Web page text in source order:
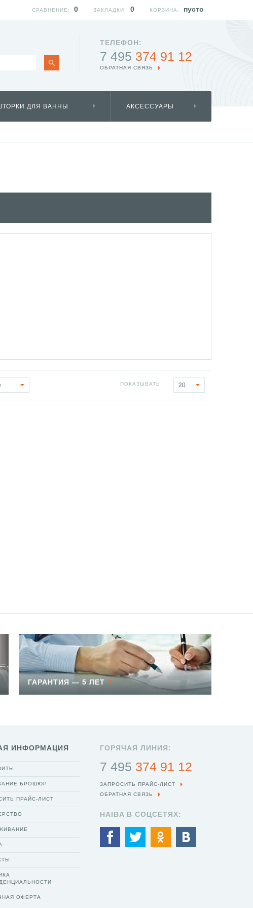
ТЕЛЕФОН:
7 495 374 91 12
ОБРАТНАЯ СВЯЗЬ
ДЛЯ ВАННЫ АКСЕССУАРЫ
ПОКАЗЫВАТЬ: 20
ГАРАНТИЯ — 5 ЛЕТ
ИНФОРМАЦИЯ
БРОШЮР
ПРАЙС-ЛИСТ
ОФЕРТА
ГОРЯЧАЯ ЛИНИЯ:
7 495 374 91 12
ЗАПРОСИТЬ ПРАЙС-ЛИСТ
ОБРАТНАЯ СВЯЗЬ
HAIBA В СОЦСЕТЯХ:
КОРЗИНА: пусто
ЗАКЛАДКИ: 0
СРАВНЕНИЕ: 0